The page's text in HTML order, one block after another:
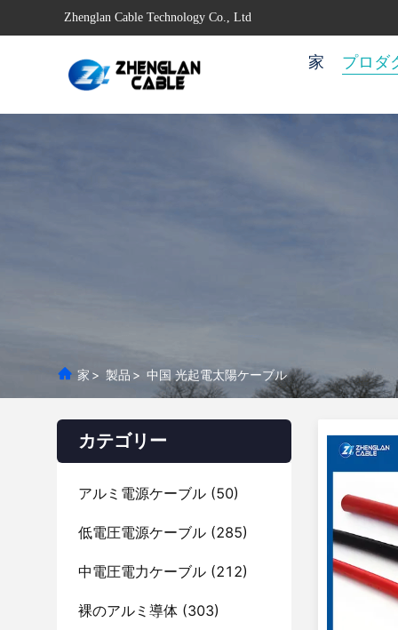
Zhenglan Cable Technology Co., Ltd
家 プロダ
家 > 製品 > 中国 光起電太陽ケーブル
カテゴリー
アルミ電源ケーブル (50)
低電圧電源ケーブル (285)
中電圧電力ケーブル (212)
裸のアルミ導体 (303)